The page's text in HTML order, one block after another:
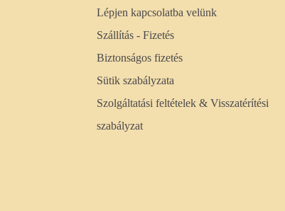
Lépjen kapcsolatba velünk
Szállítás - Fizetés
Biztonságos fizetés
Sütik szabályzata
Szolgáltatási feltételek & Visszatérítési
szabályzat